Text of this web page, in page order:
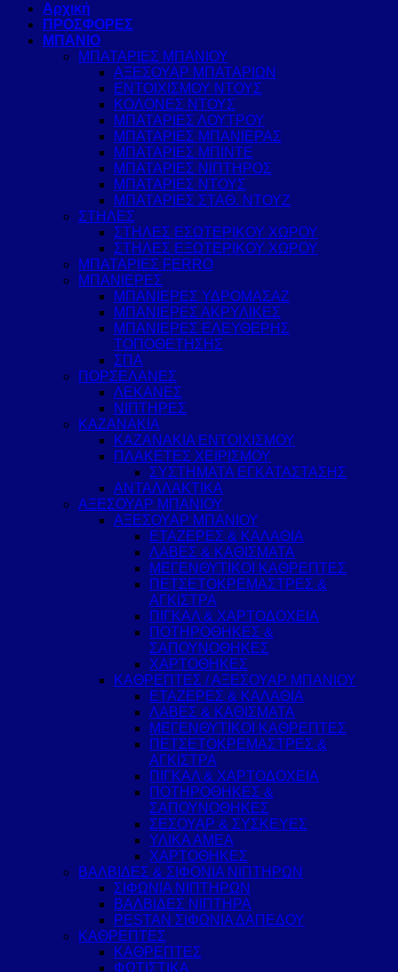
Αρχική
ΠΡΟΣΦΟΡΕΣ
ΜΠΑΝΙΟ
ΜΠΑΤΑΡΙΕΣ ΜΠΑΝΙΟΥ
ΑΞΕΣΟΥΑΡ ΜΠΑΤΑΡΙΩΝ
ΕΝΤΟΙΧΙΣΜΟΥ ΝΤΟΥΣ
ΚΟΛΟΝΕΣ ΝΤΟΥΣ
ΜΠΑΤΑΡΙΕΣ ΛΟΥΤΡΟΥ
ΜΠΑΤΑΡΙΕΣ ΜΠΑΝΙΕΡΑΣ
ΜΠΑΤΑΡΙΕΣ ΜΠΙΝΤΕ
ΜΠΑΤΑΡΙΕΣ ΝΙΠΤΗΡΟΣ
ΜΠΑΤΑΡΙΕΣ ΝΤΟΥΣ
ΜΠΑΤΑΡΙΕΣ ΣΤΑΘ. ΝΤΟΥΖ
ΣΤΗΛΕΣ
ΣΤΗΛΕΣ ΕΣΩΤΕΡΙΚΟΥ ΧΩΡΟΥ
ΣΤΗΛΕΣ ΕΞΩΤΕΡΙΚΟΥ ΧΩΡΟΥ
ΜΠΑΤΑΡΙΕΣ FERRO
ΜΠΑΝΙΕΡΕΣ
ΜΠΑΝΙΕΡΕΣ ΥΔΡΟΜΑΣΑΖ
ΜΠΑΝΙΕΡΕΣ ΑΚΡΥΛΙΚΕΣ
ΜΠΑΝΙΕΡΕΣ ΕΛΕΥΘΕΡΗΣ
ΤΟΠΟΘΕΤΗΣΗΣ
ΣΠΑ
ΠΟΡΣΕΛΑΝΕΣ
ΛΕΚΑΝΕΣ
ΝΙΠΤΗΡΕΣ
ΚΑΖΑΝΑΚΙΑ
ΚΑΖΑΝΑΚΙΑ ΕΝΤΟΙΧΙΣΜΟΥ
ΠΛΑΚΕΤΕΣ ΧΕΙΡΙΣΜΟΥ
ΣΥΣΤΗΜΑΤΑ ΕΓΚΑΤΑΣΤΑΣΗΣ
ΑΝΤΑΛΛΑΚΤΙΚΑ
ΑΞΕΣΟΥΑΡ ΜΠΑΝΙΟΥ
ΑΞΕΣΟΥΑΡ ΜΠΑΝΙΟΥ
ΕΤΑΖΕΡΕΣ & ΚΑΛΑΘΙΑ
ΛΑΒΕΣ & ΚΑΘΙΣΜΑΤΑ
ΜΕΓΕΝΘΥΤΙΚΟΙ ΚΑΘΡΕΠΤΕΣ
ΠΕΤΣΕΤΟΚΡΕΜΑΣΤΡΕΣ &
ΑΓΚΙΣΤΡΑ
ΠΙΓΚΑΛ & ΧΑΡΤΟΔΟΧΕΙΑ
ΠΟΤΗΡΟΘΗΚΕΣ &
ΣΑΠΟΥΝΟΘΗΚΕΣ
ΧΑΡΤΟΘΗΚΕΣ
ΚΑΘΡΕΠΤΕΣ / ΑΞΕΣΟΥΑΡ ΜΠΑΝΙΟΥ
ΕΤΑΖΕΡΕΣ & ΚΑΛΑΘΙΑ
ΛΑΒΕΣ & ΚΑΘΙΣΜΑΤΑ
ΜΕΓΕΝΘΥΤΙΚΟΙ ΚΑΘΡΕΠΤΕΣ
ΠΕΤΣΕΤΟΚΡΕΜΑΣΤΡΕΣ &
ΑΓΚΙΣΤΡΑ
ΠΙΓΚΑΛ & ΧΑΡΤΟΔΟΧΕΙΑ
ΠΟΤΗΡΟΘΗΚΕΣ &
ΣΑΠΟΥΝΟΘΗΚΕΣ
ΣΕΣΟΥΑΡ & ΣΥΣΚΕΥΕΣ
ΥΛΙΚΑ ΑΜΕΑ
ΧΑΡΤΟΘΗΚΕΣ
ΒΑΛΒΙΔΕΣ & ΣΙΦΟΝΙΑ ΝΙΠΤΗΡΩΝ
ΣΙΦΩΝΙΑ ΝΙΠΤΗΡΩΝ
ΒΑΛΒΙΔΕΣ ΝΙΠΤΗΡΑ
PESTAN ΣΙΦΩΝΙΑ ΔΑΠΕΔΟΥ
ΚΑΘΡΕΠΤΕΣ
ΚΑΘΡΕΠΤΕΣ
ΦΩΤΙΣΤΙΚΑ